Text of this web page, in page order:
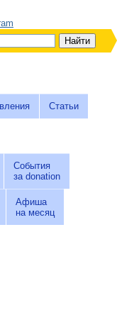
Статьи
События
за donation
Афиша
на месяц